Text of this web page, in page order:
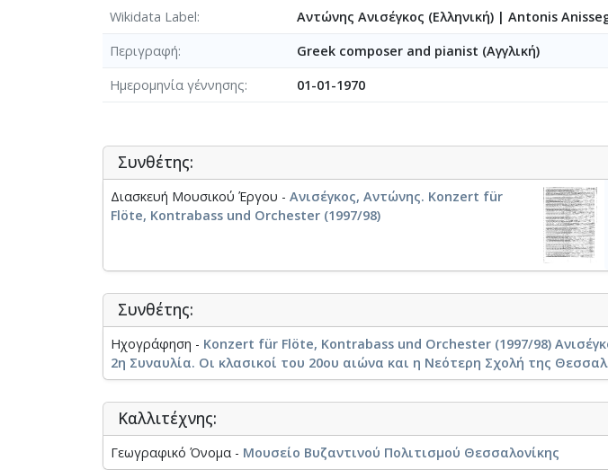
Wikidata Label Αντώνης Ανισέγκος (Ελληνική) | Antonis
Περιγραφή
Greek composer and pianist (Αγγλική)
Ημερομηνία γέννησης
01-01-1970
Συνθέτης:
Διασκευή Μουσικού Έργου - Ανισέγκος, Αντώνης. Konzert für
Flöte, Kontrabass und Orchester (1997/98)
Συνθέτης:
Ηχογράφηση - Konzert für Flöte, Kontrabass und Orchester (1997/98)
2η Συναυλία. Οι κλασικοί του 20ου αιώνα και η Νεότερη Σχολή της
Καλλιτέχνης:
Γεωγραφικό Όνομα - Μουσείο Βυζαντινού Πολιτισμού Θεσσαλονίκης